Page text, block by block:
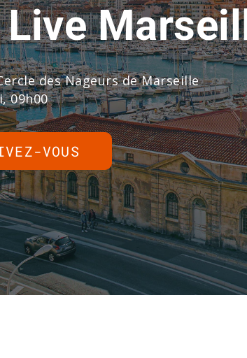
Live
des Nageurs de Marseille
09h00
VOUS